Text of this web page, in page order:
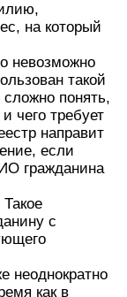
на который
невозможно
такой
понять,
чего требует
направит
если
гражданина
с
неоднократно
как в